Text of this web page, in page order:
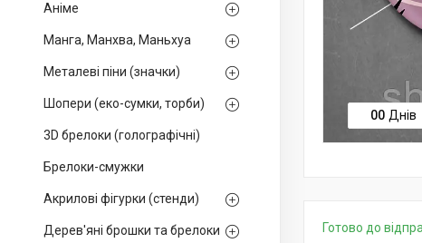
Аніме
Манга, Манхва, Маньхуа
Металеві піни (значки)
Шопери (еко-сумки, торби)
3D брелоки (голографічні)
Брелоки-смужки
Акрилові фігурки (стенди)
Дерев'яні брошки та брелоки
00 Днів
Готово до